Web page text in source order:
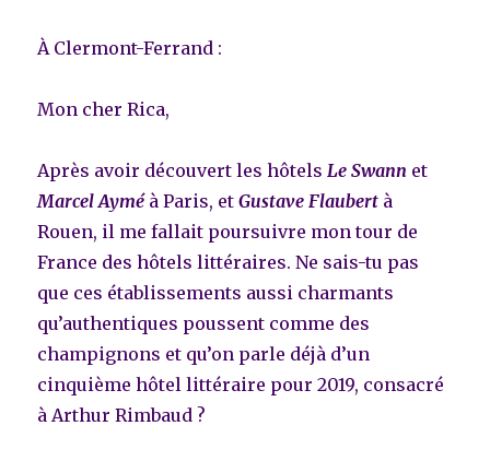
À Clermont-Ferrand :
Mon cher Rica,
Après avoir découvert les hôtelsLe Swann et
Marcel Ayméà Paris, etGustave Flaubert à
Rouen, il me fallait poursuivre mon tour de
France des hôtels littéraires. Ne sais-tu pas
que ces établissements aussi charmants
qu’authentiques poussent comme des
champignons et qu’on parle déjà d’un
cinquième hôtel littéraire pour 2019, consacré
à Arthur Rimbaud ?